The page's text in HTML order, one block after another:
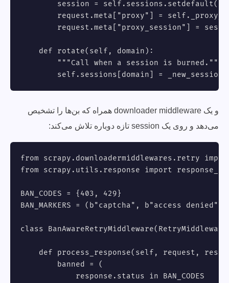
session =
request.meta["proxy"] =
request.meta["proxy_session"] =
    def rotate(self, domain):
        """Call when a session is burned."""
self.sessions[domain] =
و یک downloader middleware همراه که بن‌ها را تشخیص
می‌دهد و روی یک session تازه دوباره تلاش می‌کند:
from scrapy.downloadermiddlewares.retry
from scrapy.utils.response import
BAN_CODES = {403, 429}
BAN_MARKERS = (b"captcha", b"access
class
def process_response(self, request,
        banned = (
            response.status in BAN_CODES